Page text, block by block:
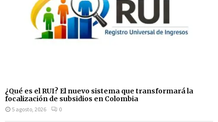
¿Qué es el RUI? El nuevo sistema que transformará la
focalización de subsidios en Colombia
5 agosto, 2026 0